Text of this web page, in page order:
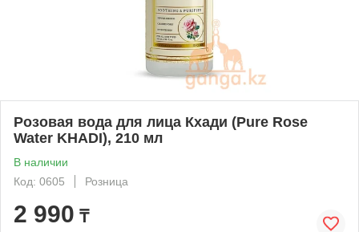
Розовая вода для лица Кхади (Pure Rose
Water KHADI), 210 мл
В наличии
Код: 0605
Розница
2 990 ₸